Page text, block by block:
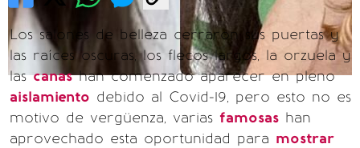
Los salones de belleza cerraron sus puertas y
las raíces oscuras, los flecos largos, la orzuela y
lascanashan comenzado aparecer en pleno
aislamiento debido al Covid-19, pero esto no es
motivo de vergüenza, varias famosas han
aprovechado esta oportunidad para mostrar